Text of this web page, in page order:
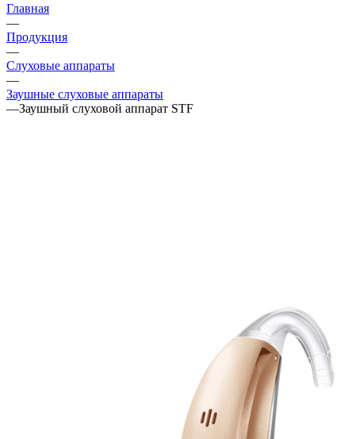
Главная
—
Продукция
—
Слуховые аппараты
—
Заушные слуховые аппараты
—Заушный слуховой аппарат STF